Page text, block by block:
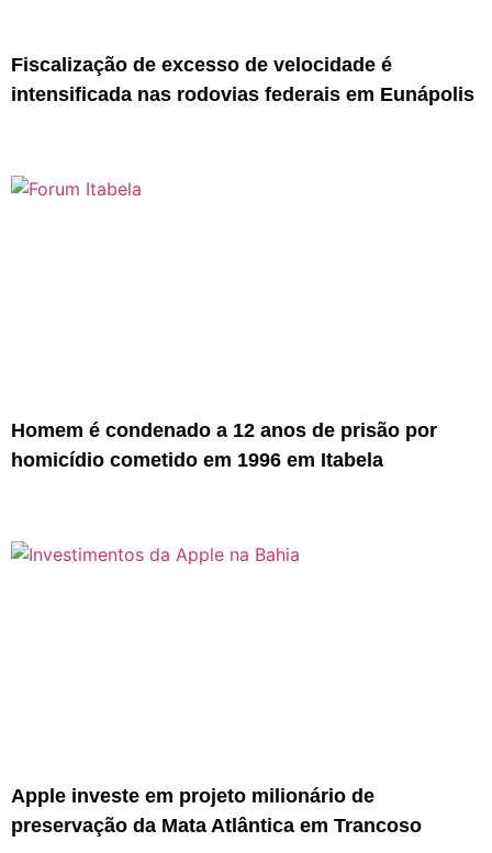
Fiscalização de excesso de velocidade é
intensificada nas rodovias federais em Eunápolis
Homem é condenado a 12 anos de prisão por
homicídio cometido em 1996 em Itabela
Apple investe em projeto milionário de
preservação da Mata Atlântica em Trancoso